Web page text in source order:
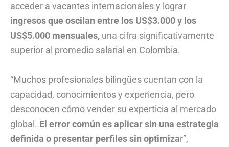
acceder a vacantes internacionales y lograr
ingresos que oscilan entre los US$3.000 y los
US$5.000 mensuales, una cifra significativamente
superior al promedio salarial en Colombia.
“Muchos profesionales bilingües cuentan con la
capacidad, conocimientos y experiencia, pero
desconocen cómo vender su experticia al mercado
global. El error común es aplicar sin una estrategia
definida o presentar perfiles sin optimizar”,